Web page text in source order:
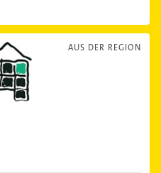
AUS DER REGION